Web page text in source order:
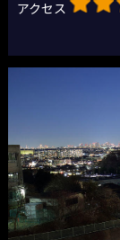
アクセス